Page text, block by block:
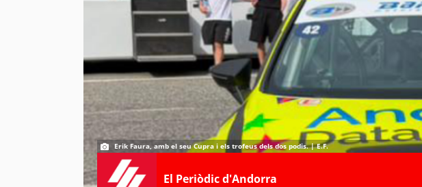
Erik Faura, amb el seu Cupra i els trofeus dels dos podis. | E.F.
El Periòdic d'Andorra